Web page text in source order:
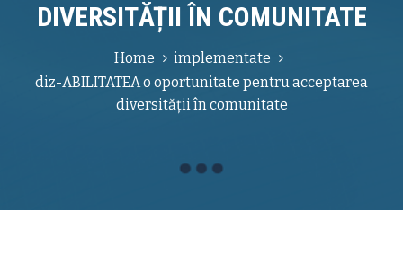
DIVERSITĂȚII ÎN COMUNITATE
Home
implementate
diz-ABILITATEA o oportunitate pentru acceptarea
diversității în comunitate